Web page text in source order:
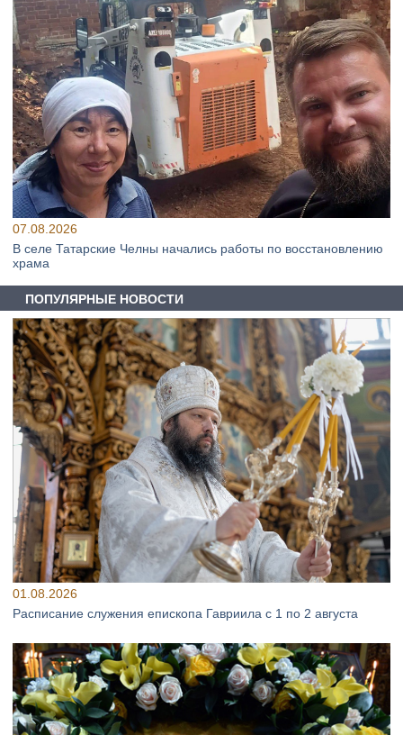
07.08.2026
В селе Татарские Челны начались работы по восстановлению
храма
ПОПУЛЯРНЫЕ НОВОСТИ
01.08.2026
Расписание служения епископа Гавриила с 1 по 2 августа